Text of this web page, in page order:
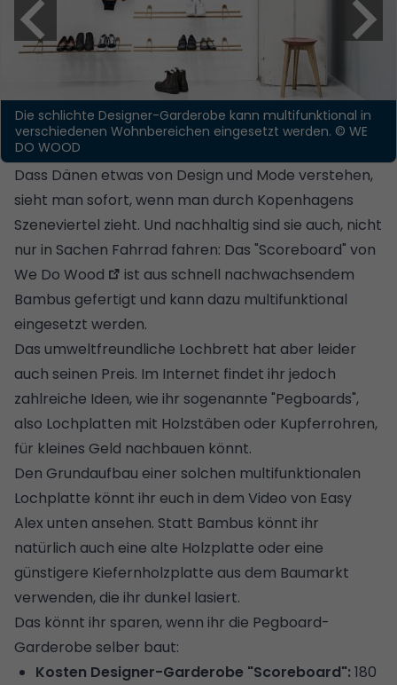
Die schlichte Designer-Garderobe kann multifunktional in
verschiedenen Wohnbereichen eingesetzt werden. © WE
DO WOOD
Dass Dänen etwas von Design und Mode verstehen,
sieht man sofort, wenn man durch Kopenhagens
Szeneviertel zieht. Und nachhaltig sind sie auch, nicht
nur in Sachen Fahrrad fahren: Das "Scoreboard" von
We Do Wood
ist aus schnell nachwachsendem
Bambus gefertigt und kann dazu multifunktional
eingesetzt werden.
Das umweltfreundliche Lochbrett hat aber leider
auch seinen Preis. Im Internet findet ihr jedoch
zahlreiche Ideen, wie ihr sogenannte "Pegboards",
also Lochplatten mit Holzstäben oder Kupferrohren,
für kleines Geld nachbauen könnt.
Den Grundaufbau einer solchen multifunktionalen
Lochplatte könnt ihr euch in dem Video von Easy
Alex unten ansehen. Statt Bambus könnt ihr
natürlich auch eine alte Holzplatte oder eine
günstigere Kiefernholzplatte aus dem Baumarkt
verwenden, die ihr dunkel lasiert.
Das könnt ihr sparen, wenn ihr die Pegboard-
Garderobe selber baut:
Kosten Designer-Garderobe "Scoreboard": 180